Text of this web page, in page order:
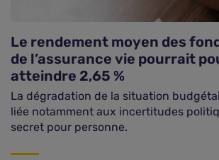
Le rendement moyen des
de l’assurance vie pourrait
atteindre 2,65 %
La dégradation de la situation
liée notamment aux incertitudes
secret pour personne.